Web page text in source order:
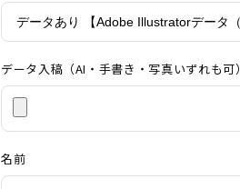
データ入稿（AI・手書き・写真いずれも可）
名前